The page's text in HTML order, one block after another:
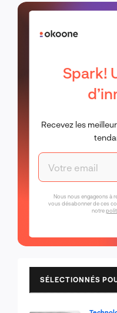
Spark!
Recevez les
Nous nous engageons à
vous désabonner de ces
notre
SÉLECTIONNÉS